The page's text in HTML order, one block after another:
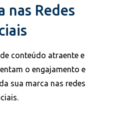
nas Redes
conteúdo atraente e
o engajamento e
sua marca nas redes